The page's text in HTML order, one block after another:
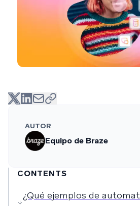
AUTOR
Equipo de Braze
CONTENTS
¿Qué ejemplos de